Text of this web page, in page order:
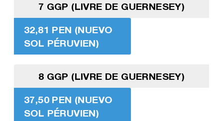
7 GGP (LIVRE DE GUERNESEY)
32,81 PEN (NUEVO
SOL PÉRUVIEN)
8 GGP (LIVRE DE GUERNESEY)
37,50 PEN (NUEVO
SOL PÉRUVIEN)